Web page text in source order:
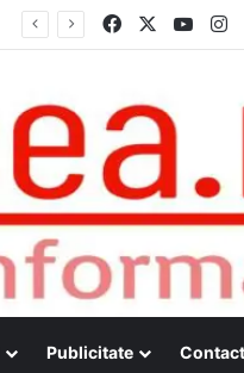
Facebook
Publicitate Contact